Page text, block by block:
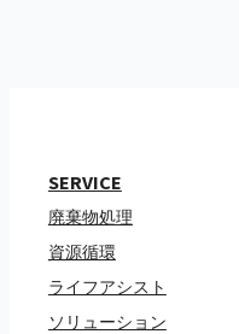
SERVICE
廃棄物処理
資源循環
ライフアシスト
ソリューション